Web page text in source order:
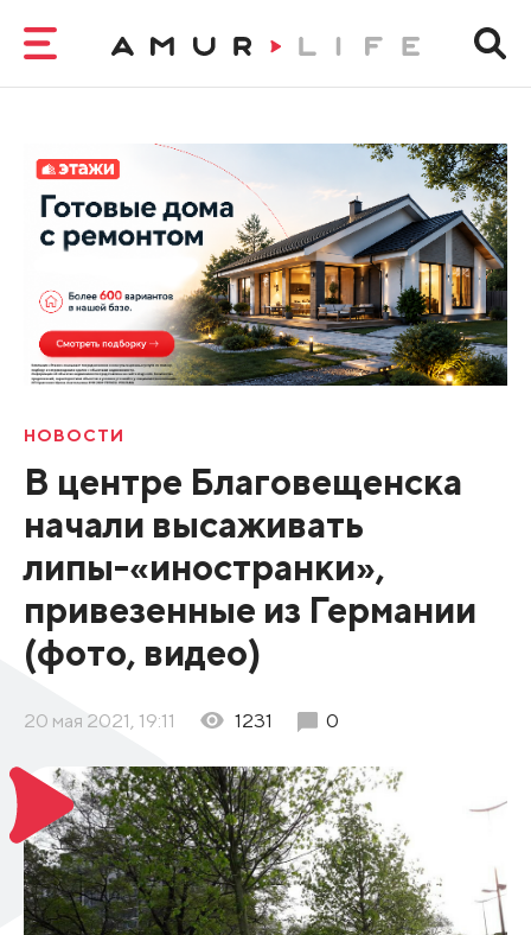
НОВОСТИ
В центре Благовещенска
начали высаживать
липы-«иностранки»,
привезенные из Германии
(фото, видео)
20 мая 2021, 19:11 1231 0